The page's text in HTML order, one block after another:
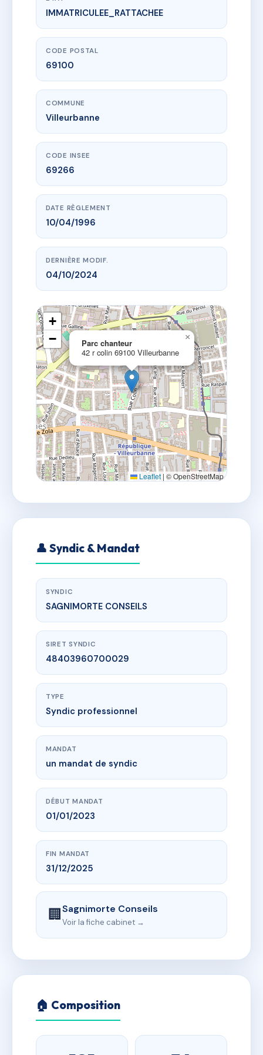
www.vme.plus/AC6804702
Parc chanteur
42 r colin69100 Villeurbanne
IMMATRICULEE_RATTACHEE
CODE POSTAL
69100
COMMUNE
Villeurbanne
CODE INSEE
69266
DATE RÈGLEMENT
10/04/1996
DERNIÈRE MODIF.
04/10/2024
Parc chanteur
42 r colin 69100 Villeurbanne
×
+
−
Leaflet | © OpenStreetMap
👤 Syndic & Mandat
SYNDIC
SAGNIMORTE CONSEILS
SIRET SYNDIC
48403960700029
TYPE
Syndic professionnel
MANDAT
un mandat de syndic
DÉBUT MANDAT
01/01/2023
FIN MANDAT
31/12/2025
🏢Sagnimorte Conseils
Voir la fiche cabinet →
🏠 Composition